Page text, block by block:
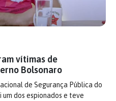
vítimas de
Bolsonaro
de Segurança Pública do
dos espionados e teve